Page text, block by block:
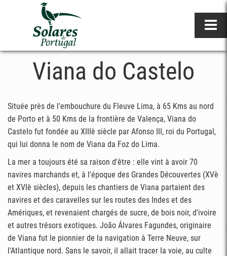
Viana do Castelo
Située près de l'embouchure du Fleuve Lima, à 65 Kms au nord
de Porto et à 50 Kms de la frontière de Valença, Viana do
Castelo fut fondée au XIIIè siècle par Afonso III, roi du Portugal,
qui lui donna le nom de Viana da Foz do Lima.
La mer a toujours été sa raison d'être : elle vint à avoir 70
navires marchands et, à l'époque des Grandes Découvertes (XVè
et XVIè siècles), depuis les chantiers de Viana partaient des
navires et des caravelles sur les routes des Indes et des
Amériques, et revenaient chargés de sucre, de bois noir, d'ivoire
et autres trésors exotiques. João Álvares Fagundes, originaire
de Viana fut le pionnier de la navigation à Terre Neuve, sur
l'Atlantique nord. Sans le savoir, il allait tracer la voie, au culte